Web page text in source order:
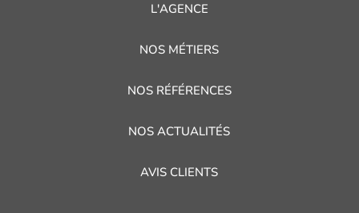
L'AGENCE
NOS MÉTIERS
NOS RÉFÉRENCES
NOS ACTUALITÉS
AVIS CLIENTS